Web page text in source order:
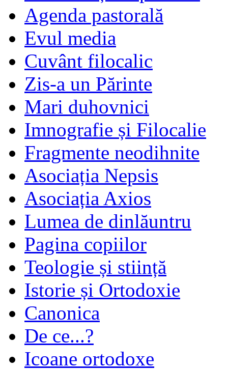
Agenda pastorală
Evul media
Cuvânt filocalic
Zis-a un Părinte
Mari duhovnici
Imnografie și Filocalie
Fragmente neodihnite
Asociația Nepsis
Asociația Axios
Lumea de dinlăuntru
Pagina copiilor
Teologie și stiință
Istorie și Ortodoxie
Canonica
De ce...?
Icoane ortodoxe